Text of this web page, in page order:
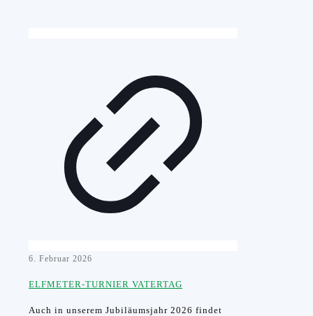
6. Februar 2026
ELFMETER-TURNIER VATERTAG
Auch in unserem Jubiläumsjahr 2026 findet